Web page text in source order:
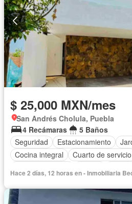
$ 25,000 MXN/mes
San Andrés Cholula, Puebla
4 Recámaras
5 Baños
Seguridad
Estacionamiento
Cocina integral
Cuarto de servicio
Despacho
Recámara con closet
Hace 2 días, 12 horas en - Inmobiliaria